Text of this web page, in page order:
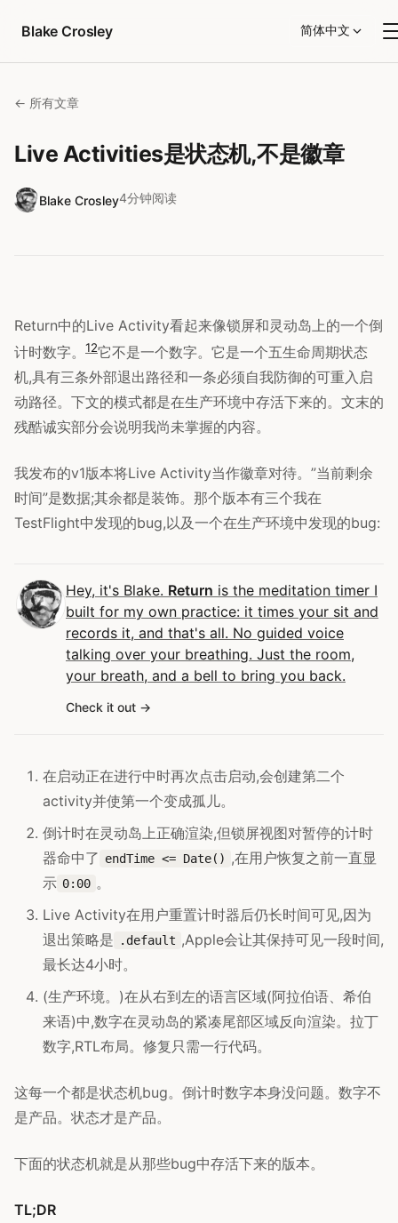
Blake Crosley
简体中文
← 所有文章
Live Activities是状态机,不是徽章
Blake Crosley4分钟阅读
Return中的Live Activity看起来像锁屏和灵动岛上的一个倒
计时数字。
12它不是一个数字。它是一个五生命周期状态
机,具有三条外部退出路径和一条必须自我防御的可重入启
动路径。下文的模式都是在生产环境中存活下来的。文末的
残酷诚实部分会说明我尚未掌握的内容。
我发布的v1版本将Live Activity当作徽章对待。”当前剩余
时间”是数据;其余都是装饰。那个版本有三个我在
TestFlight中发现的bug,以及一个在生产环境中发现的bug:
Hey, it's Blake. Return is the meditation timer I
built for my own practice: it times your sit and
records it, and that's all. No guided voice
talking over your breathing. Just the room,
your breath, and a bell to bring you back.
Check it out
在启动正在进行中时再次点击启动,会创建第二个
activity并使第一个变成孤儿。
倒计时在灵动岛上正确渲染,但锁屏视图对暂停的计时
器命中了 endTime <= Date() ,在用户恢复之前一直显
示 0:00 。
Live Activity在用户重置计时器后仍长时间可见,因为
退出策略是
.default ,Apple会让其保持可见一段时间,
最长达4小时。
(生产环境。)在从右到左的语言区域(阿拉伯语、希伯
来语)中,数字在灵动岛的紧凑尾部区域反向渲染。拉丁
数字,RTL布局。修复只需一行代码。
这每一个都是状态机bug。倒计时数字本身没问题。数字不
是产品。状态才是产品。
下面的状态机就是从那些bug中存活下来的版本。
TL;DR